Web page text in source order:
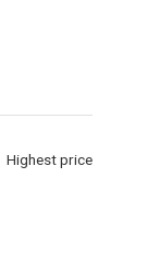
Highest price